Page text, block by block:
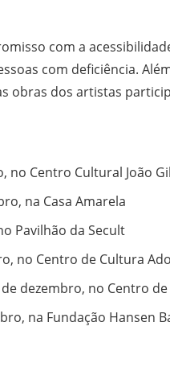
com a
com deficiência.
obras dos artistas
no Centro Cultural João
na Casa Amarela
Pavilhão da Secult
no Centro de Cultura
dezembro, no Centro
na Fundação Hansen